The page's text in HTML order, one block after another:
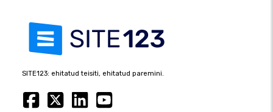
SITE123: ehitatud teisiti, ehitatud paremini.